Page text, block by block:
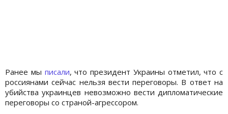
Ранее мы писали, что президент Украины отметил, что с
россиянами сейчас нельзя вести переговоры. В ответ на
убийства украинцев невозможно вести дипломатические
переговоры со страной-агрессором.